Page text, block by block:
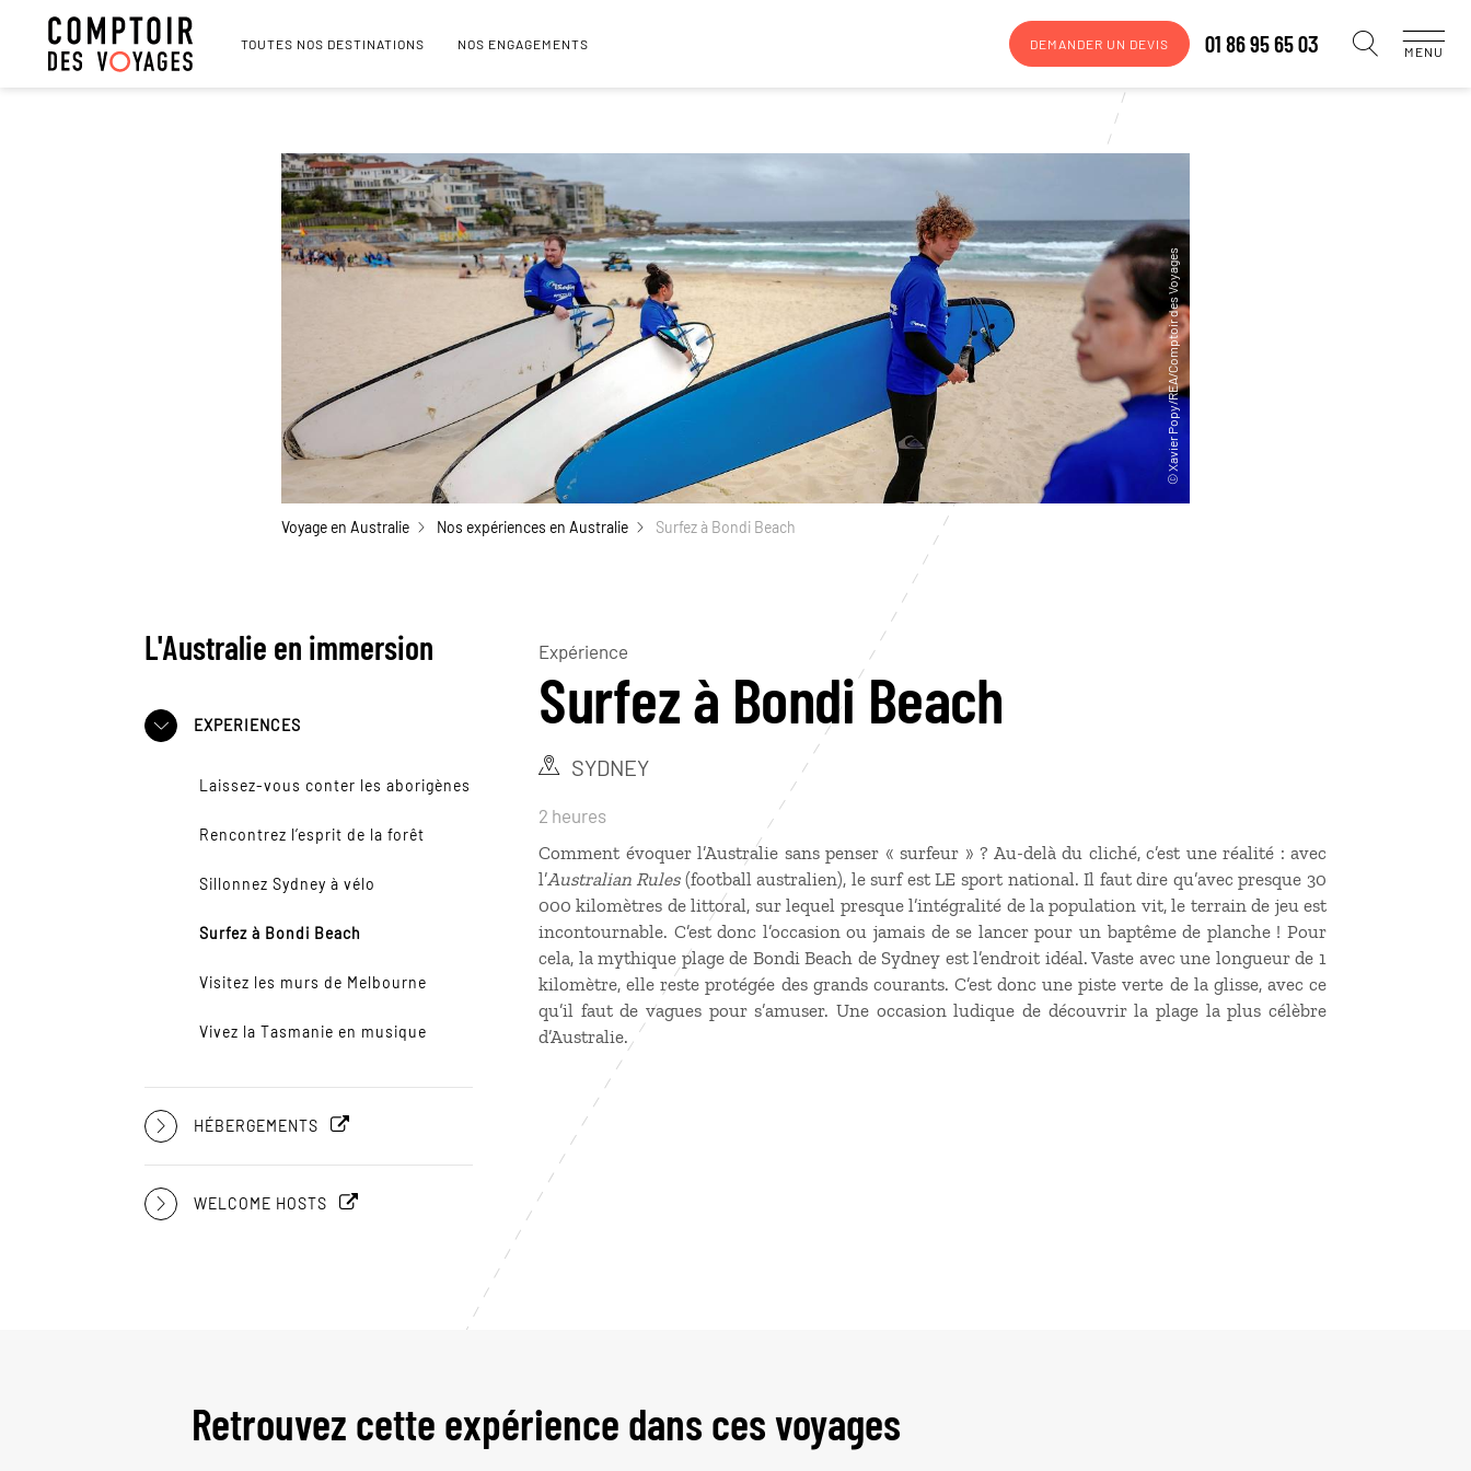
TOUTES NOS DESTINATIONS NOS ENGAGEMENTS DEMANDER UN DEVIS 01 86 95 65 03 MENU
Voyage en Australie Nos expériences en Australie Surfez à Bondi Beach
L'Australie en immersion
EXPERIENCES
Laissez-vous conter les aborigènes
Rencontrez l’esprit de la forêt
Sillonnez Sydney à vélo
Surfez à Bondi Beach
Visitez les murs de Melbourne
Vivez la Tasmanie en musique
HÉBERGEMENTS
WELCOME HOSTS
Expérience
Surfez à Bondi Beach
SYDNEY
2 heures
Comment évoquer l’Australie sans penser « surfeur » ? Au-delà du cliché, c’est une réalité : avec
l’Australian Rules(football australien), le surf est LE sport national. Il faut dire qu’avec presque 30
000 kilomètres de littoral, sur lequel presque l’intégralité de la population vit, le terrain de jeu est
incontournable. C’est donc l’occasion ou jamais de se lancer pour un baptême de planche ! Pour
cela, la mythique plage de Bondi Beach de Sydney est l’endroit idéal. Vaste avec une longueur de 1
kilomètre, elle reste protégée des grands courants. C’est donc une piste verte de la glisse, avec ce
qu’il faut de vagues pour s’amuser. Une occasion ludique de découvrir la plage la plus célèbre
d’Australie.
Retrouvez cette expérience dans ces voyages